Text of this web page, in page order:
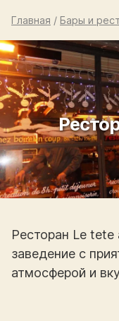
Главная / Бары и
Ресторан Le
заведение с
атмосферой и